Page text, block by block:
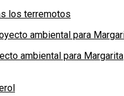
los terremotos
ambiental para Margarita